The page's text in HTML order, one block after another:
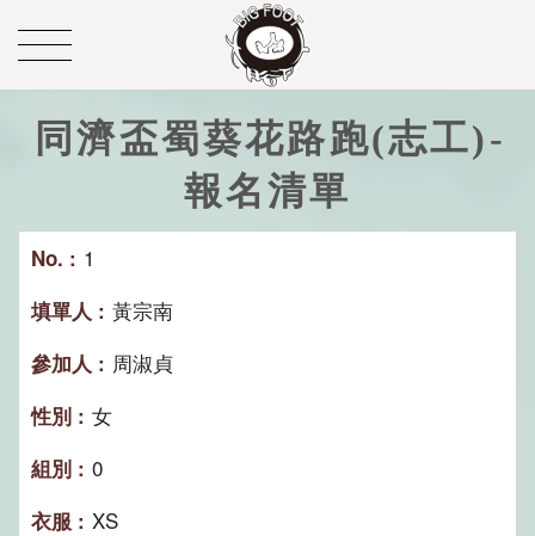
同濟盃蜀葵花路跑(志工)-
報名清單
1
黃宗南
周淑貞
女
0
XS